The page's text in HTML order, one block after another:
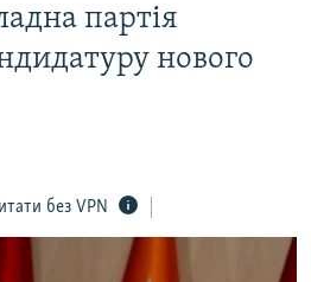
партія
нового
без VPN